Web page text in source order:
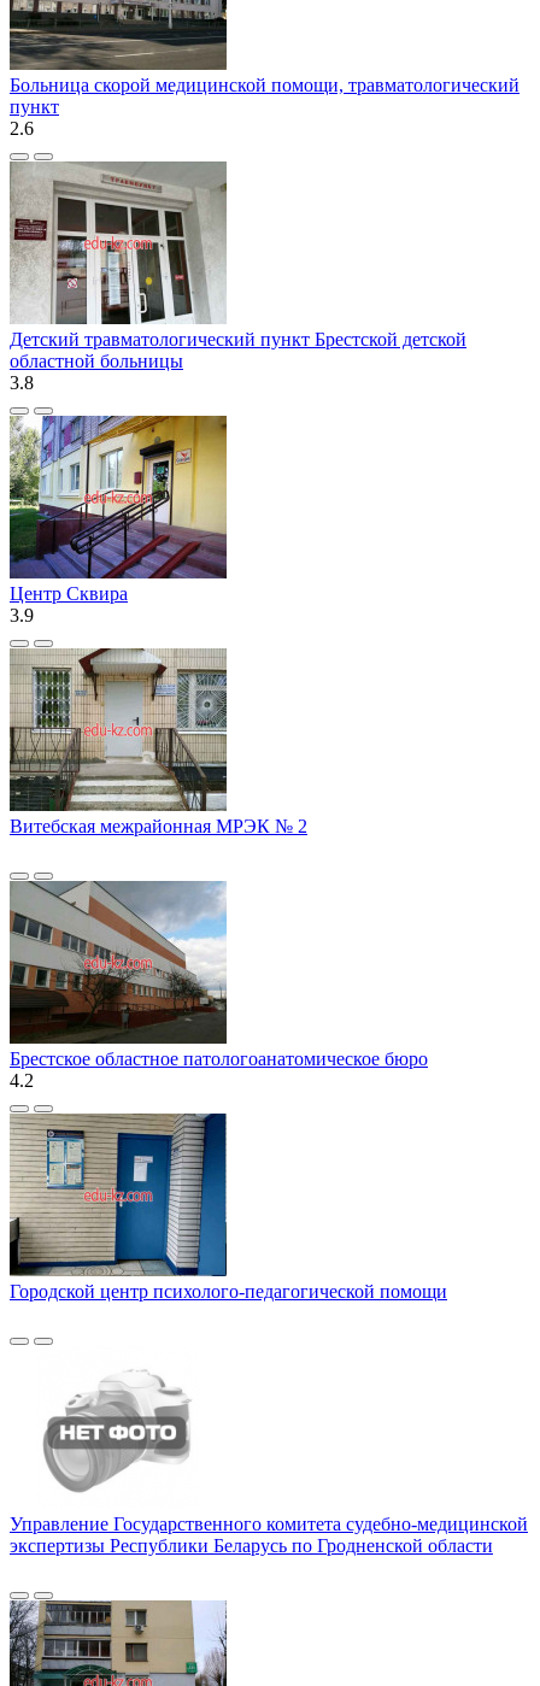
Больница скорой медицинской помощи, травматологический
пункт
2.6
Детский травматологический пункт Брестской детской
областной больницы
3.8
Центр Сквира
3.9
Витебская межрайонная МРЭК № 2
Брестское областное патологоанатомическое бюро
4.2
Городской центр психолого-педагогической помощи
Управление Государственного комитета судебно-медицинской
экспертизы Республики Беларусь по Гродненской области